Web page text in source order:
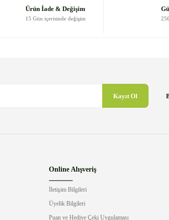
Ürün İade & Değişim
15 Gün içerisinde değişim
Kayıt Ol
Online Alışveriş
İletişim Bilgileri
Üyelik Bilgileri
Puan ve Hediye Çeki Uygulaması